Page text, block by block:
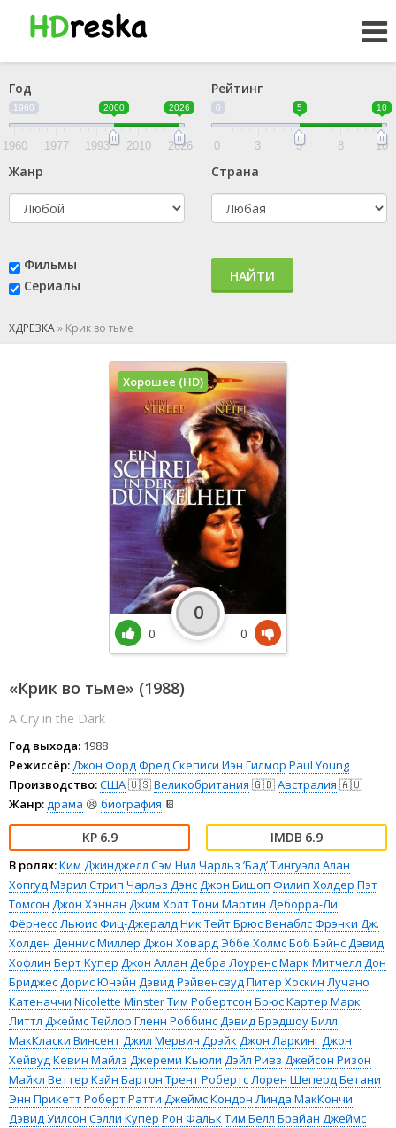
Год
1960 2000 2026
1960 1977 1993 2010 2026
Рейтинг
0 5 10
0 3 5 8 10
Жанр Страна
Фильмы
Сериалы
НАЙТИ
ХДРЕЗКА» Крик во тьме
«Крик во тьме» (1988)
A Cry in the Dark
Год выхода: 1988
Режиссёр:Джон ФордФред Скеписи Иэн Гилмор Paul Young
Производство:США🇺🇸Великобритания 🇬🇧Австралия 🇦🇺
Жанр:драма 😫 биография 📔
6.9 6.9
В ролях:Ким Джинджелл Сэм Нил Чарльз ’Бад’ Тингуэлл Алан
ХопгудМэрил Стрип Чарльз ДэнсДжон Бишоп Филип Холдер Пэт
Томсон Джон Хэннан Джим ХолтТони Мартин Деборра-Ли
ФёрнессЛьюис Фиц-ДжералдНик ТейтБрюс ВенаблсФрэнки Дж.
Холден Деннис Миллер Джон ХовардЭббе ХолмсБоб БэйнсДэвид
Хофлин Берт Купер Джон Аллан Дебра ЛоуренсМарк Митчелл Дон
БриджесДорис Юнэйн Дэвид РэйвенсвудПитер Хоскин Лучано
Катеначчи Nicolette MinsterТим Робертсон Брюс Картер Марк
Литтл Джеймс Тейлор Гленн РоббинсДэвид БрэдшоуБилл
МакКласки Винсент Джил Мервин Дрэйк Джон ЛаркингДжон
ХейвудКевин Майлз Джереми Кьюли Дэйл Ривз Джейсон Ризон
Майкл Веттер Кэйн Бартон Трент РобертсЛорен ШепердБетани
Энн ПрикеттРоберт Ратти Джеймс Кондон Линда МакКончи
Дэвид Уилсон Сэлли Купер Рон Фальк Тим Белл Брайан Джеймс
Хорошее (HD)
0
0
0